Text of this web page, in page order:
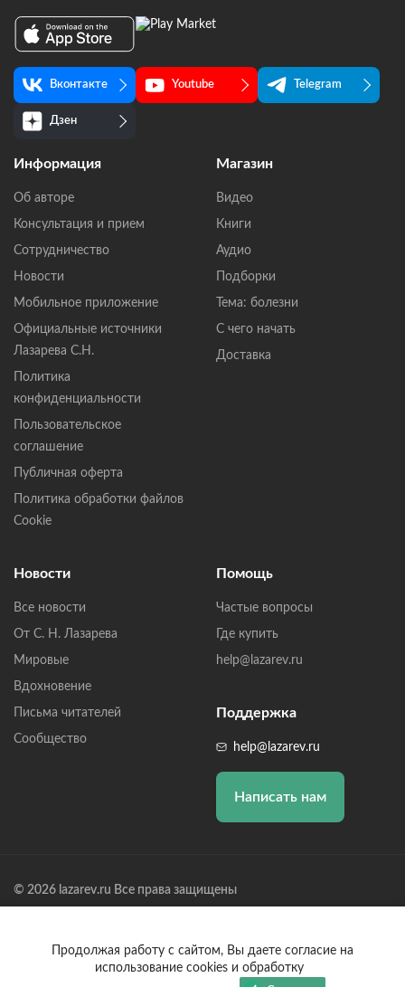
Вконтакте Youtube Telegram
Дзен
Информация
Об авторе
Консультация и прием
Сотрудничество
Новости
Мобильное приложение
Официальные источники
Лазарева С.Н.
Политика
конфиденциальности
Пользовательское
соглашение
Публичная оферта
Политика обработки файлов
Cookie
Магазин
Видео
Книги
Аудио
Подборки
Тема: болезни
С чего начать
Доставка
Новости
Все новости
От С. Н. Лазарева
Мировые
Вдохновение
Письма читателей
Сообщество
Помощь
Частые вопросы
Где купить
help@lazarev.ru
Поддержка
help@lazarev.ru
Написать нам
© 2026 lazarev.ru Все права защищены
Банк: ОАО "АЛЬФА-БАНК" БИК: 044525593, К/С:
30101810200000000593
Продолжая работу с сайтом, Вы даете согласие на
использование cookies и обработку